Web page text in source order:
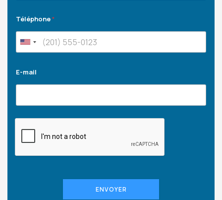
Téléphone*
E-mail
ENVOYER